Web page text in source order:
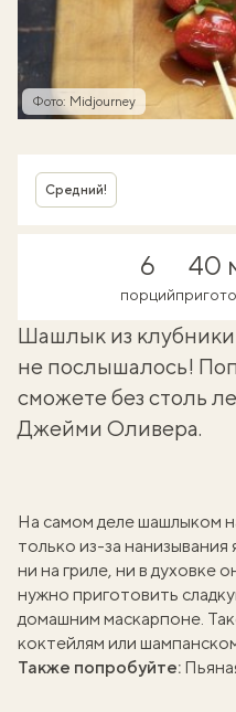
Фото: Midjourney
Средний!
6
порций
40
Шашлык из клубники
не послышалось!
сможете без столь
Джейми Оливера.
На самом деле шашлыком
только из-за
ни на гриле, ни в духовке
нужно приготовить
домашним маскарпоне.
коктейлям или
Также попробуйте: